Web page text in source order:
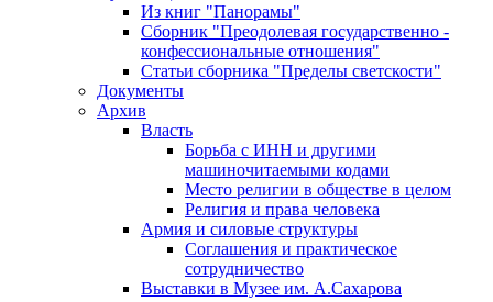
Из книг "Панорамы"
Сборник "Преодолевая государственно -
конфессиональные отношения"
Статьи сборника "Пределы светскости"
Документы
Архив
Власть
Борьба с ИНН и другими
машиночитаемыми кодами
Место религии в обществе в целом
Религия и права человека
Армия и силовые структуры
Соглашения и практическое
сотрудничество
Выставки в Музее им. А.Сахарова